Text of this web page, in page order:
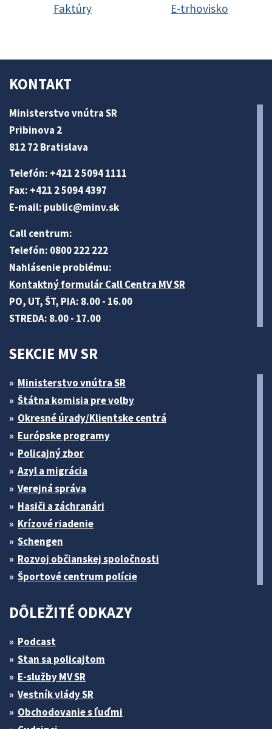
Faktúry E-trhovisko
KONTAKT
Ministerstvo vnútra SR
Pribinova 2
812 72 Bratislava
Telefón: +421 2 5094 1111
Fax: +421 2 5094 4397
E-mail: public@minv.sk
Call centrum:
Telefón: 0800 222 222
Nahlásenie problému:
Kontaktný formulár Call Centra MV SR
PO, UT, ŠT, PIA: 8.00 - 16.00
STREDA: 8.00 - 17.00
SEKCIE MV SR
Ministerstvo vnútra SR
Štátna komisia pre volby
Okresné úrady/Klientske centrá
Európske programy
Policajný zbor
Azyl a migrácia
Verejná správa
Hasiči a záchranári
Krízové riadenie
Schengen
Rozvoj občianskej spoločnosti
Športové centrum polície
DÔLEŽITÉ ODKAZY
Podcast
Stan sa policajtom
E-služby MV SR
Vestník vlády SR
Obchodovanie s ľuďmi